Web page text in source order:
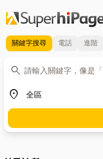
關鍵字搜尋 電話 進階
search
關鍵字
place
地區